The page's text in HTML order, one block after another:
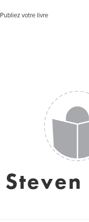
Publiez votre livre
Steven